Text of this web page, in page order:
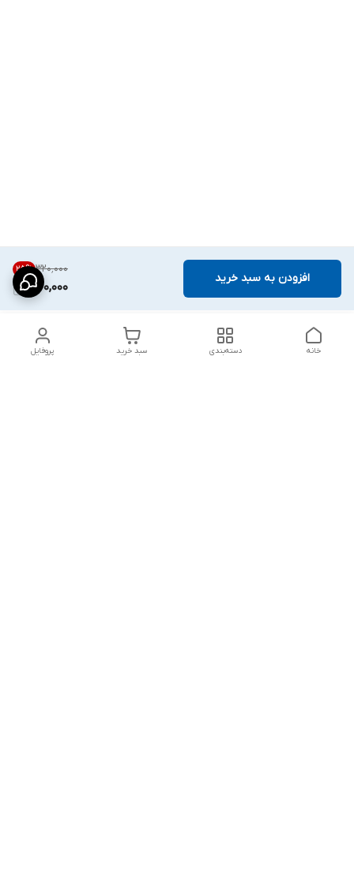
۳۲۰٬۰۰۰ 25%
240,000
افزودن به سبد خرید
پروفایل سبد خرید دسته‌بندی خانه